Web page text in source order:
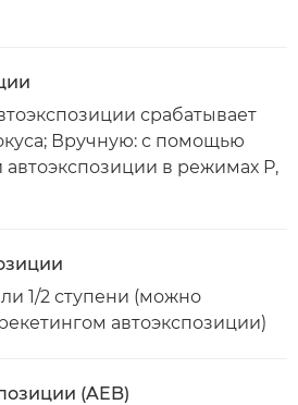
срабатывает
Вручную: с помощью
в режимах P,
1/2 ступени (можно
автоэкспозиции)
(AEB)